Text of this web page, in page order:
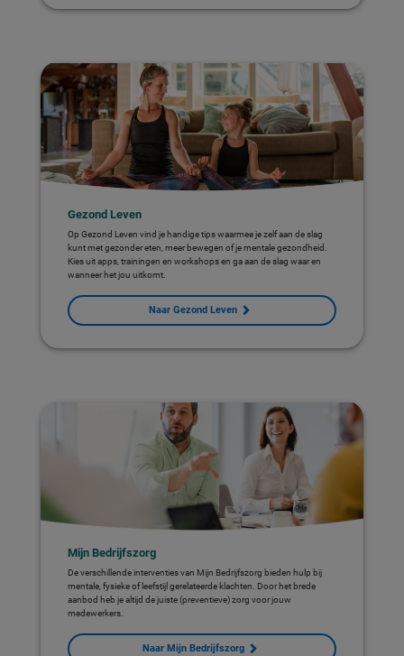
Gezond Leven
Op Gezond Leven vind je handige tips waarmee je zelf aan de slag
kunt met gezonder eten, meer bewegen of je mentale gezondheid.
Kies uit apps, trainingen en workshops en ga aan de slag waar en
wanneer het jou uitkomt.
Naar Gezond Leven
Mijn Bedrijfszorg
De verschillende interventies van Mijn Bedrijfszorg bieden hulp bij
mentale, fysieke of leefstijl gerelateerde klachten. Door het brede
aanbod heb je altijd de juiste (preventieve) zorg voor jouw
medewerkers.
Naar Mijn Bedrijfszorg